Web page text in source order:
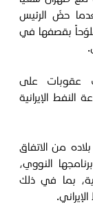
حضّ الرئيس
بقصفها في
عقوبات على
النفط الإيرانية
بلاده من الاتفاق
طهران عام 2015 بشأن برنامجها النووي،
بما في ذلك